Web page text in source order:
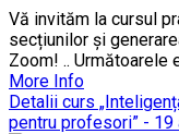
Vă invităm la cursul
secțiunilor și
Zoom! .. Următoarele
More Info
Detalii curs
pentru profesori” - 19